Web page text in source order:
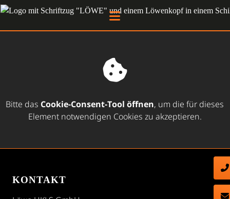
Bitte das Cookie-Consent-Tool öffnen, um die für dieses
Element notwendigen Cookies zu akzeptieren.
KONTAKT